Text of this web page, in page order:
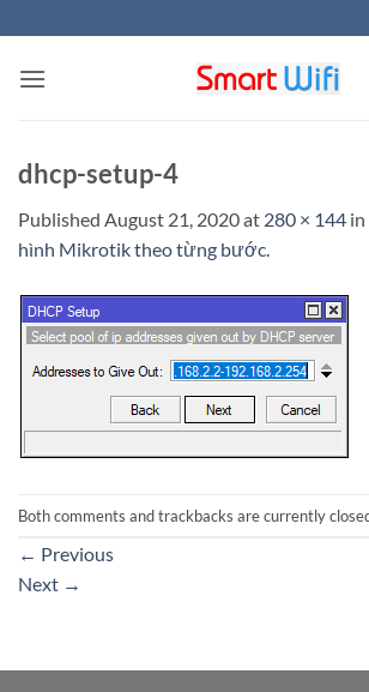
to
content
dhcp-setup-4
Published August 21, 2020at 280 × 144 in
hình Mikrotik theo từng bước.
Both comments and trackbacks are currently
← Previous
Next →